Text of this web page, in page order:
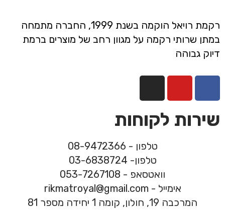
רקמת רויאל הוקמה בשנת 1999, החברה מתמחה
במתן שרותי רקמה על מגוון רחב של מוצרים ברמת
דיוק גבוהה
שירות לקוחות
טלפון - 08-9472366
טלפון- 03-6838724
וואטסאפ - 053-7267108
אימייל - rikmatroyal@gmail.com
המרכבה 19, חולון, קומה 1 יחידה מספר 81